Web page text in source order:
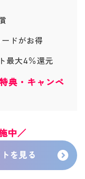
ドがお得
最大4％還元
典・キャンペ
中／
を見る